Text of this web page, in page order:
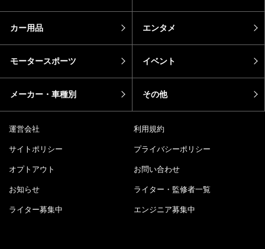
カー用品 エンタメ
モータースポーツ イベント
メーカー・車種別 その他
運営会社 利用規約
サイトポリシー プライバシーポリシー
オプトアウト お問い合わせ
お知らせ ライター・監修者一覧
ライター募集中 エンジニア募集中